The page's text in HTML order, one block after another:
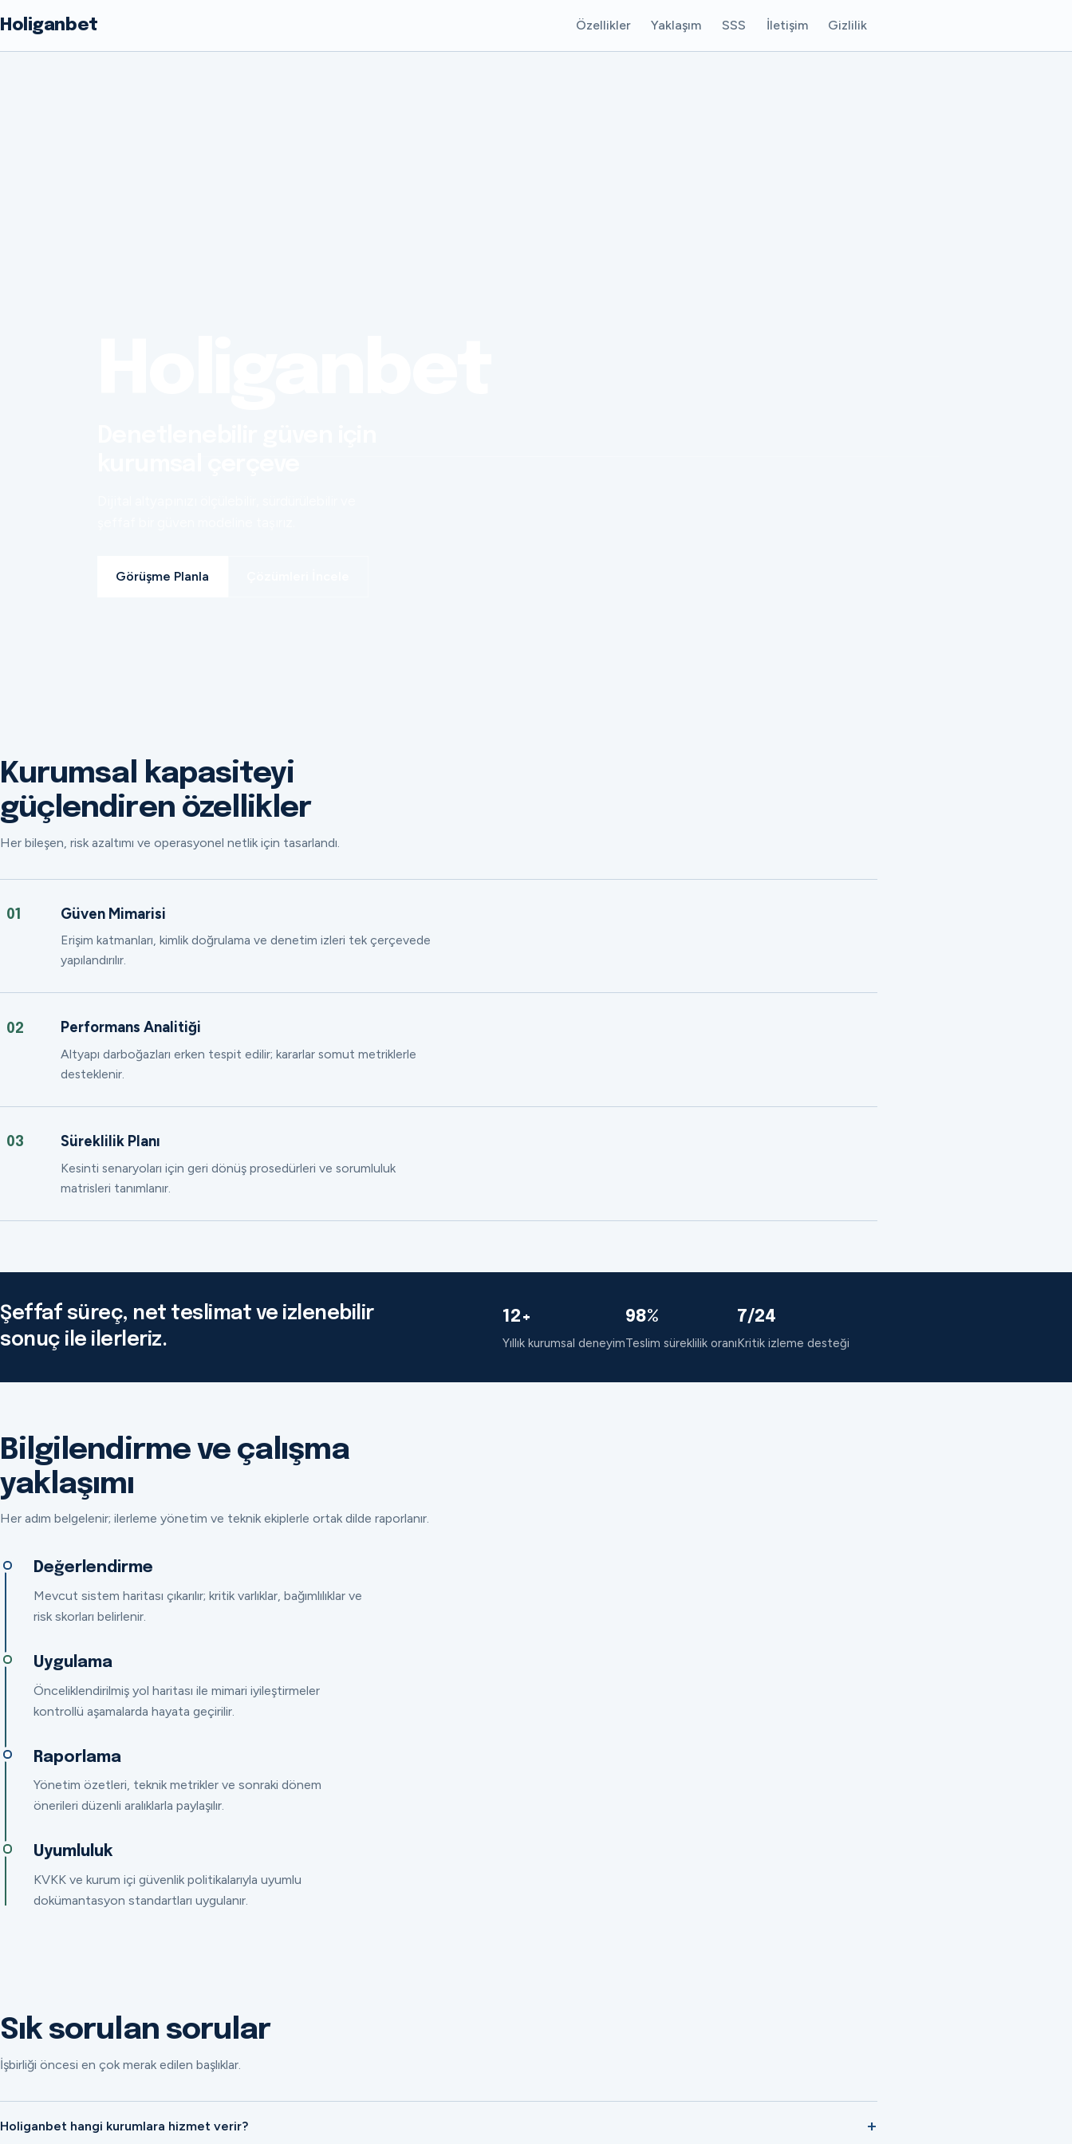
Holiganbet Özellikler Yaklaşım SSS İletişim Gizlilik
Görüşme Planla
Kurumsal kapasiteyi
güçlendiren özellikler
Her bileşen, risk azaltımı ve operasyonel netlik için tasarlandı.
01 Güven Mimarisi
Erişim katmanları, kimlik doğrulama ve denetim izleri tek çerçevede
yapılandırılır.
02 Performans Analitiği
Altyapı darboğazları erken tespit edilir; kararlar somut metriklerle
desteklenir.
03 Süreklilik Planı
Kesinti senaryoları için geri dönüş prosedürleri ve sorumluluk
matrisleri tanımlanır.
Şeffaf süreç, net teslimat ve izlenebilir
sonuç ile ilerleriz.
12+
Yıllık kurumsal deneyim
98%
Teslim süreklilik oranı
7/24
Kritik izleme desteği
Bilgilendirme ve çalışma
yaklaşımı
Her adım belgelenir; ilerleme yönetim ve teknik ekiplerle ortak dilde raporlanır.
Değerlendirme
Mevcut sistem haritası çıkarılır; kritik varlıklar, bağımlılıklar ve
risk skorları belirlenir.
Uygulama
Önceliklendirilmiş yol haritası ile mimari iyileştirmeler
kontrollü aşamalarda hayata geçirilir.
Raporlama
Yönetim özetleri, teknik metrikler ve sonraki dönem
önerileri düzenli aralıklarla paylaşılır.
Uyumluluk
KVKK ve kurum içi güvenlik politikalarıyla uyumlu
dokümantasyon standartları uygulanır.
Sık sorulan sorular
İşbirliği öncesi en çok merak edilen başlıklar.
Holiganbet hangi kurumlara hizmet verir?